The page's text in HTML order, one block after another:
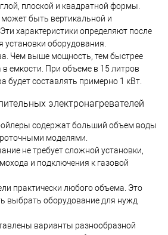
плоской и квадратной формы.
быть вертикальной и
характеристики определяют после
установки оборудования.
Чем выше мощность, тем быстрее
в емкости. При объеме в 15 литров
будет составлять примерно 1 кВт.
электронагревателей
содержат больший объем воды
моделями.
не требует сложной установки,
и подключения к газовой
практически любого объема. Это
выбрать оборудование для нужд
варианты разнообразной